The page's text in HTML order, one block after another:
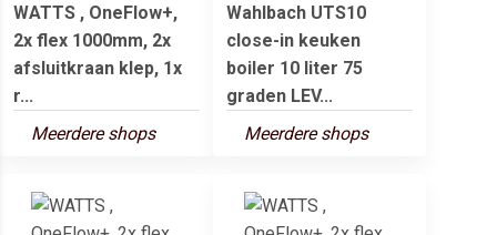
WATTS , OneFlow+,
2x flex 1000mm, 2x
afsluitkraan klep, 1x
r...
Meerdere shops
Wahlbach UTS10
close-in keuken
boiler 10 liter 75
graden LEV...
Meerdere shops